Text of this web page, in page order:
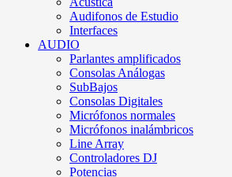
Audifonos de Estudio
Interfaces
AUDIO
Parlantes amplificados
Consolas Análogas
SubBajos
Consolas Digitales
Micrófonos normales
Micrófonos inalámbricos
Line Array
Controladores DJ
Potencias